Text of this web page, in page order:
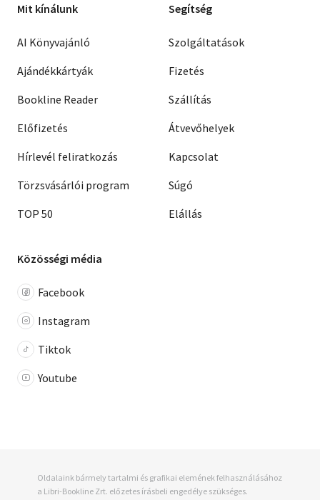
Mit kínálunk
AI Könyvajánló
Ajándékkártyák
Bookline Reader
Előfizetés
Hírlevél feliratkozás
Törzsvásárlói program
TOP 50
Segítség
Szolgáltatások
Fizetés
Szállítás
Átvevőhelyek
Kapcsolat
Súgó
Elállás
Közösségi média
Facebook
Instagram
Tiktok
Youtube
Oldalaink bármely tartalmi és grafikai elemének felhasználásához
a Libri-Bookline Zrt. előzetes írásbeli engedélye szükséges.